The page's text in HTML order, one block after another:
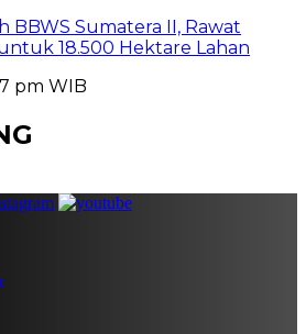
BBWS Sumatera II, Rawat
18.500 Hektare Lahan
pm WIB